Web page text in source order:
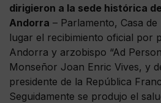
dirigieron a la sede histórica
Andorra – Parlamento, Casa
lugar el recibimiento oficial por
Andorra y arzobispo “Ad
Monseñor Joan Enric Vives, y
presidente de la República
Seguidamente se produjo el